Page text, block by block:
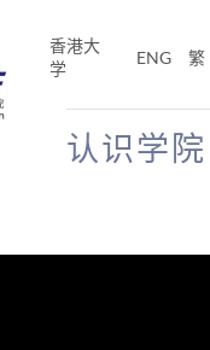
香港大
学
ENG 繁
认识学院